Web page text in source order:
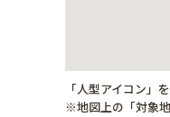
「人型アイコン」
※地図上の「対象